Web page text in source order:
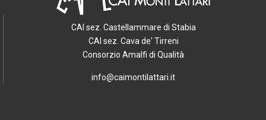
CAI sez. Castellammare di Stabia
CAI sez. Cava de' Tirreni
Consorzio Amalfi di Qualità
info@caimontilattari.it